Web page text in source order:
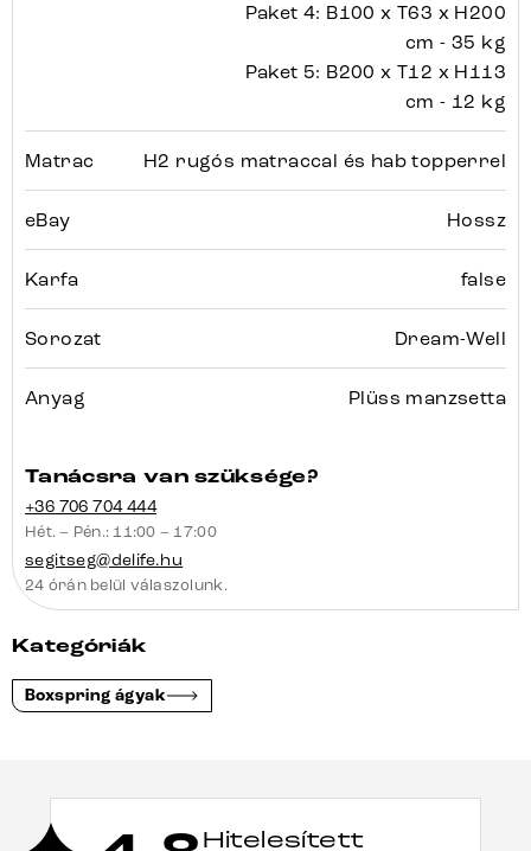
Paket 4: B100 x T63 x H200
cm - 35 kg
Paket 5: B200 x T12 x H113
cm - 12 kg
Matrac H2 rugós matraccal és hab topperrel
eBay Hossz
Karfa false
Sorozat Dream-Well
Anyag Plüss manzsetta
Tanácsra van szüksége?
+36 706 704 444
Hét. – Pén.: 11:00 – 17:00
segitseg@delife.hu
24 órán belül válaszolunk.
Kategóriák
Boxspring ágyak
Hitelesített